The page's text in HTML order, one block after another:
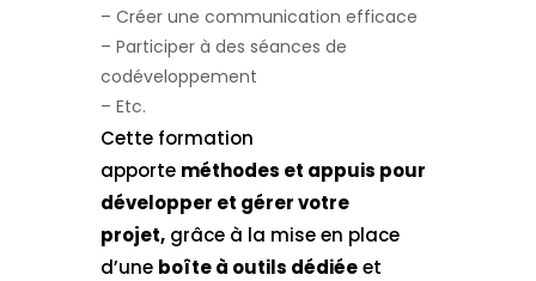
– Créer une communication efficace
– Participer à des séances de
codéveloppement
– Etc.
Cette formation
apporte méthodes et appuis pour
développer et gérer votre
projet, grâce à la mise en place
d’une boîte à outils dédiéeet